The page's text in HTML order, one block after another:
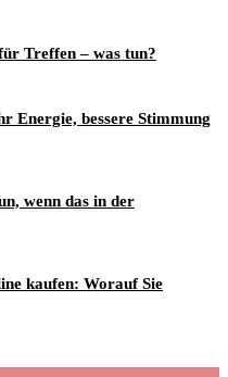
Treffen – was tun?
Energie, bessere Stimmung
wenn das in der
kaufen: Worauf Sie